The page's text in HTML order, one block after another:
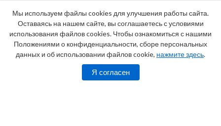
Мы используем файлы cookies для улучшения работы сайта.
Оставаясь на нашем сайте, вы соглашаетесь с условиями
использования файлов cookies. Чтобы ознакомиться с нашими
Положениями о конфиденциальности, сборе персональных
данных и об использовании файлов cookie, нажмите здесь.
Я согласен